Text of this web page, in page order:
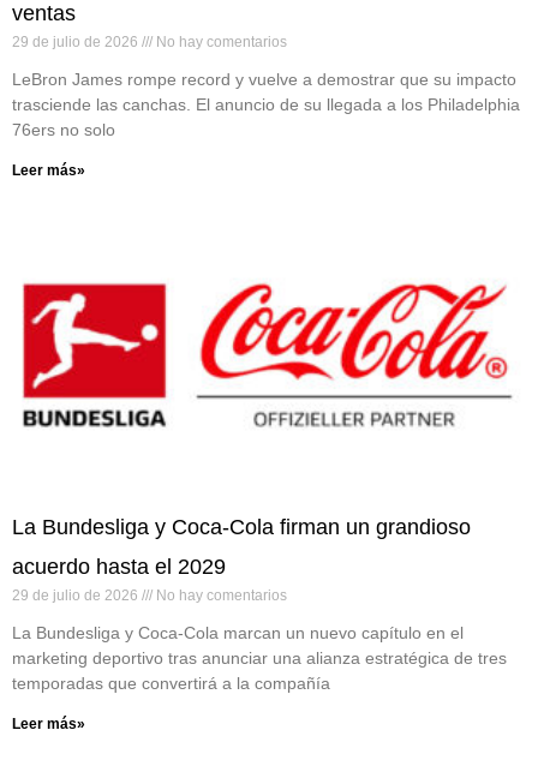
ventas
29 de julio de 2026 No hay comentarios
LeBron James rompe record y vuelve a demostrar que su impacto
trasciende las canchas. El anuncio de su llegada a los Philadelphia
76ers no solo
Leer más»
La Bundesliga y Coca-Cola firman un grandioso
acuerdo hasta el 2029
29 de julio de 2026 No hay comentarios
La Bundesliga y Coca-Cola marcan un nuevo capítulo en el
marketing deportivo tras anunciar una alianza estratégica de tres
temporadas que convertirá a la compañía
Leer más»